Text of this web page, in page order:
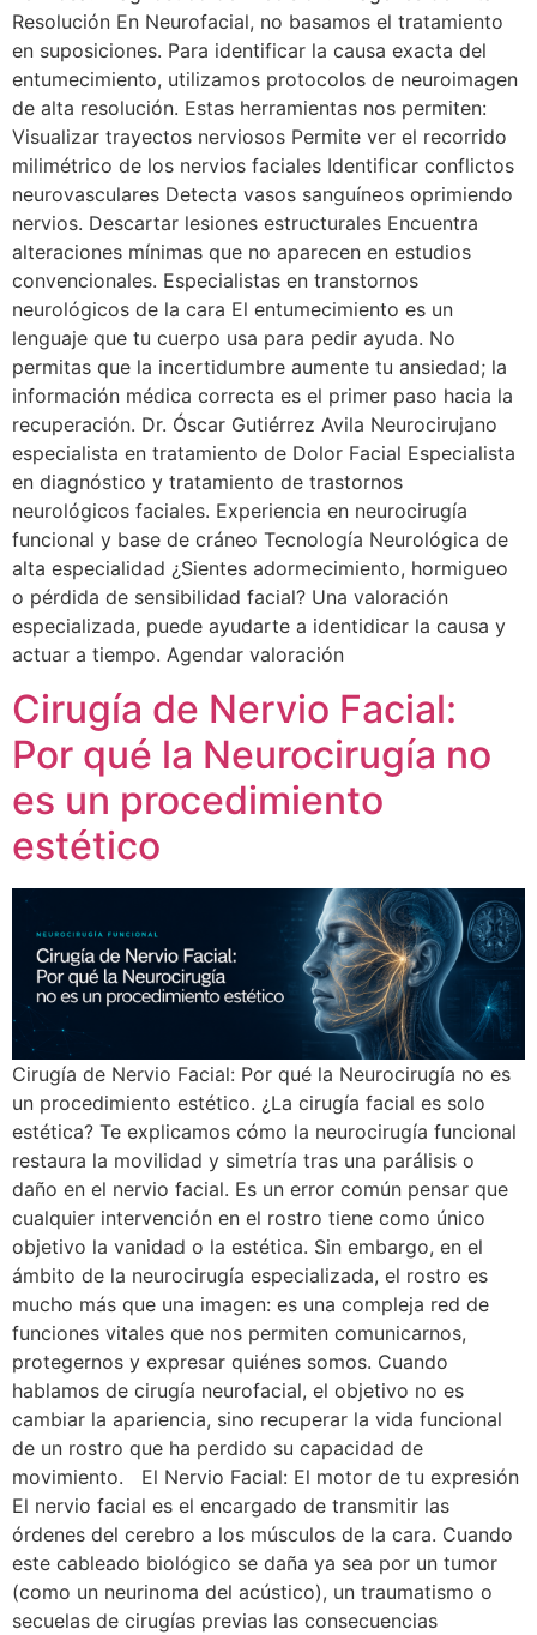
Resolución En Neurofacial, no basamos el tratamiento
en suposiciones. Para identificar la causa exacta del
entumecimiento, utilizamos protocolos de neuroimagen
de alta resolución. Estas herramientas nos permiten:
Visualizar trayectos nerviosos Permite ver el recorrido
milimétrico de los nervios faciales Identificar conflictos
neurovasculares Detecta vasos sanguíneos oprimiendo
nervios. Descartar lesiones estructurales Encuentra
alteraciones mínimas que no aparecen en estudios
convencionales. Especialistas en transtornos
neurológicos de la cara El entumecimiento es un
lenguaje que tu cuerpo usa para pedir ayuda. No
permitas que la incertidumbre aumente tu ansiedad; la
información médica correcta es el primer paso hacia la
recuperación. Dr. Óscar Gutiérrez Avila Neurocirujano
especialista en tratamiento de Dolor Facial Especialista
en diagnóstico y tratamiento de trastornos
neurológicos faciales. Experiencia en neurocirugía
funcional y base de cráneo Tecnología Neurológica de
alta especialidad ¿Sientes adormecimiento, hormigueo
o pérdida de sensibilidad facial? Una valoración
especializada, puede ayudarte a identidicar la causa y
actuar a tiempo. Agendar valoración
Cirugía de Nervio Facial:
Por qué la Neurocirugía no
es un procedimiento
estético
Cirugía de Nervio Facial: Por qué la Neurocirugía no es
un procedimiento estético. ¿La cirugía facial es solo
estética? Te explicamos cómo la neurocirugía funcional
restaura la movilidad y simetría tras una parálisis o
daño en el nervio facial. Es un error común pensar que
cualquier intervención en el rostro tiene como único
objetivo la vanidad o la estética. Sin embargo, en el
ámbito de la neurocirugía especializada, el rostro es
mucho más que una imagen: es una compleja red de
funciones vitales que nos permiten comunicarnos,
protegernos y expresar quiénes somos. Cuando
hablamos de cirugía neurofacial, el objetivo no es
cambiar la apariencia, sino recuperar la vida funcional
de un rostro que ha perdido su capacidad de
movimiento. El Nervio Facial: El motor de tu expresión
El nervio facial es el encargado de transmitir las
órdenes del cerebro a los músculos de la cara. Cuando
este cableado biológico se daña ya sea por un tumor
(como un neurinoma del acústico), un traumatismo o
secuelas de cirugías previas las consecuencias